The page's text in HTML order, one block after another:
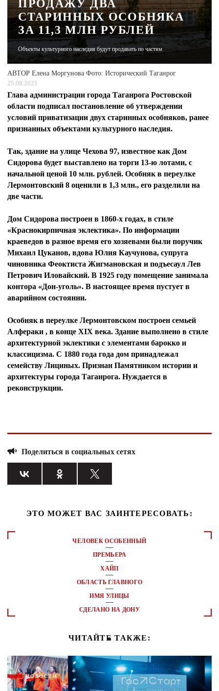
ЖУРНАЛ
ПРОДАЖУ ДВА
СТАРИННЫХ ОСОБНЯКА
ЗА 11,3 МЛН РУБЛЕЙ
Объекты культурного наследия будут продавать по частям
АВТОР Елена Моргунова Фото: Исторический Таганрог
25.08.2021
Глава администрации города Таганрога Ростовской
области подписал постановление об утверждении
условий приватизации двух старинных особняков, ранее
признанных объектами культурного наследия.
Так, здание на улице Чехова 97, известное как Дом
Сидорова будет выставлено на торги 13-ю лотами, с
начальной ценой 10 млн. рублей. Особняк в переулке
Лермонтовский 8 оценили в 1,3 млн., его разделили на
две части.
Дом Сидорова построен в 1860-х годах, в стиле
«Краснокирпичная эклектика». По информации
краеведов в разное время его хозяевами были поручик
Михаил Цуканов, вдова Юлия Каучунова, супруга
чиновника Феоктиста Жигмановская и подъесаул Лев
Петрович Иловайский. В 1925 году помещение занимала
контора «Дон-уголь». В настоящее время пустует в
аварийном состоянии.
Особняк в переулке Лермонтовском построен семьей
Алфераки , в конце XIX века. Здание выполнено в стиле
архитектурной эклектики с элементами барокко и
классицизма. С 1880 года года дом принадлежал
семейству Лициных. Признан Памятником истории и
архитектуры города Таганрога. Нуждается в
реконструкции.
Поделиться в социальных сетях
ЭТО МОЖЕТ ВАС ЗАИНТЕРЕСОВАТЬ:
ЧЕЛОВЕК ОСОБЕННЫЙ
ПРЕМЬЕРА
ХАЙП
ОБЛАСТЬ ГЛАВНОГО
ИМЯ УЛИЦЫ
СДЕЛАНО НА ДОНУ
ЧИТАЙТЕ ТАКЖЕ:
НОВОСТИ